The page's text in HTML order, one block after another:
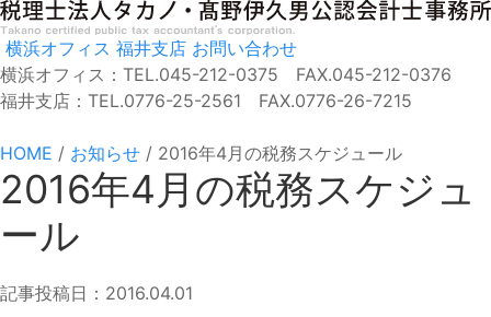
横浜オフィス 福井支店 お問い合わせ
横浜オフィス：TEL.045-212-0375 FAX.045-212-0376
福井支店：TEL.0776-25-2561 FAX.0776-26-7215
HOME / お知らせ / 2016年4月の税務スケジュール
2016年4月の税務スケジュ
ール
記事投稿日：2016.04.01